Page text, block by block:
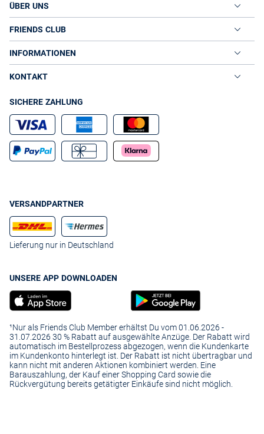
ÜBER UNS
FRIENDS CLUB
INFORMATIONEN
KONTAKT
SICHERE ZAHLUNG
VERSANDPARTNER
Lieferung nur in Deutschland
UNSERE APP DOWNLOADEN
¹Nur als Friends Club Member erhältst Du vom 01.06.2026 -
31.07.2026 30 % Rabatt auf ausgewählte Anzüge. Der Rabatt wird
automatisch im Bestellprozess abgezogen, wenn die Kundenkarte
im Kundenkonto hinterlegt ist. Der Rabatt ist nicht übertragbar und
kann nicht mit anderen Aktionen kombiniert werden. Eine
Barauszahlung, der Kauf einer Shopping Card sowie die
Rückvergütung bereits getätigter Einkäufe sind nicht möglich.